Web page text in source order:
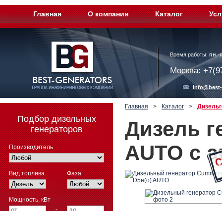
Главная О компании Каталог
Время работы: пн.-
Москва:
Подбор дизельных
генераторов
Производитель
Вид топлива Фаза
Мощность, кВт
-
Главная > Каталог >
Дизель
AUTO с